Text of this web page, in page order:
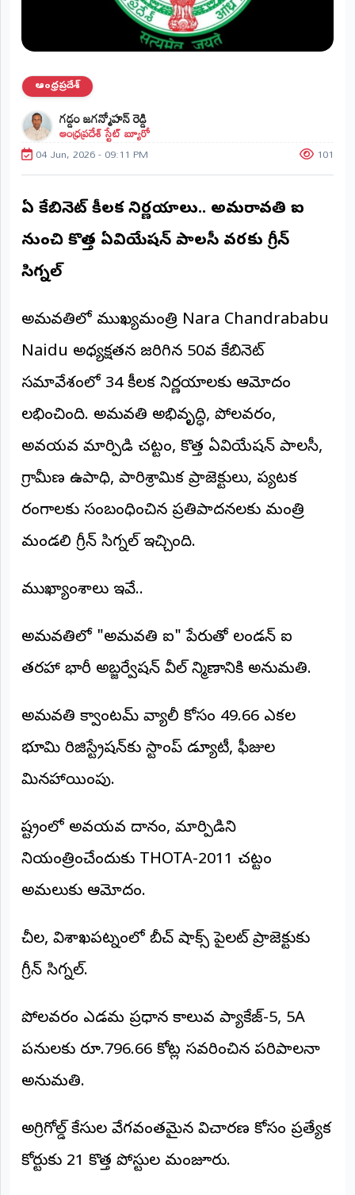
(STATE)
తెలంగాణ
ఆంధ్రప్రదేశ్
ప్రధాన
విభాగాలు
భక్తి
జాతీయం
అంతర్జాతీయం
ఆర్టీఐ
డెస్క్
(REPORTERS
మా
రిపోర్టర్లు
రిపోర్టర్‌గా
చేరండి
లాగిన్
(Login)
©
2026
NTODAY
NEWS
ప్రతి
ప్రజల
పక్షం
ఆంధ్రప్రదేశ్
గడ్డం జగన్మోహన్ రెడ్డి
ఆంధ్రప్రదేశ్ స్టేట్ బ్యూరో
04 Jun, 2026 - 09:11 PM 101
ఏపీ కేబినెట్ కీలక నిర్ణయాలు.. అమరావతి ఐ
నుంచి కొత్త ఏవియేషన్ పాలసీ వరకు గ్రీన్
సిగ్నల్
అమరావతిలో ముఖ్యమంత్రి Nara Chandrababu
Naidu అధ్యక్షతన జరిగిన 50వ కేబినెట్
సమావేశంలో 34 కీలక నిర్ణయాలకు ఆమోదం
లభించింది. అమరావతి అభివృద్ధి, పోలవరం,
అవయవ మార్పిడి చట్టం, కొత్త ఏవియేషన్ పాలసీ,
గ్రామీణ ఉపాధి, పారిశ్రామిక ప్రాజెక్టులు, పర్యాటక
రంగాలకు సంబంధించిన ప్రతిపాదనలకు మంత్రి
మండలి గ్రీన్ సిగ్నల్ ఇచ్చింది.
ముఖ్యాంశాలు ఇవే..
అమరావతిలో "అమరావతి ఐ" పేరుతో లండన్ ఐ
తరహా భారీ అబ్జర్వేషన్ వీల్ నిర్మాణానికి అనుమతి.
అమరావతి క్వాంటమ్ వ్యాలీ కోసం 49.66 ఎకరాల
భూమి రిజిస్ట్రేషన్‌కు స్టాంప్ డ్యూటీ, ఫీజుల
మినహాయింపు.
రాష్ట్రంలో అవయవ దానం, మార్పిడిని
నియంత్రించేందుకు THOTA-2011 చట్టం
అమలుకు ఆమోదం.
చీరాల, విశాఖపట్నంలో బీచ్ షాక్స్ పైలట్ ప్రాజెక్టుకు
గ్రీన్ సిగ్నల్.
పోలవరం ఎడమ ప్రధాన కాలువ ప్యాకేజ్-5, 5A
పనులకు రూ.796.66 కోట్ల సవరించిన పరిపాలనా
అనుమతి.
అగ్రిగోల్డ్ కేసుల వేగవంతమైన విచారణ కోసం ప్రత్యేక
కోర్టుకు 21 కొత్త పోస్టుల మంజూరు.